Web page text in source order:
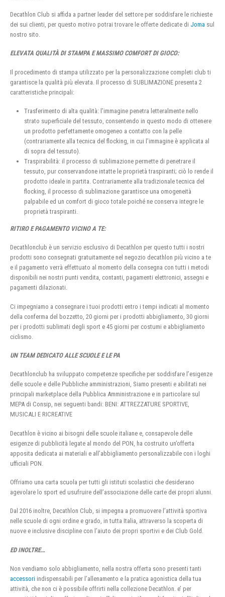
Decathlon Club si affida a partner leader del settore per soddisfare le richieste
dei sui clienti, per questo motivo potrai trovare le offerte dedicate di Joma sul
nostro sito.
ELEVATA QUALITÀ DI STAMPA E MASSIMO COMFORT DI GIOCO:
Il procedimento di stampa utilizzato per la personalizzazione completi club ti
garantisce la qualità più elevata. Il processo di SUBLIMAZIONE presenta 2
caratteristiche principali:
Trasferimento di alta qualità: l’immagine penetra letteralmente nello
strato superficiale del tessuto, consentendo in questo modo di ottenere
un prodotto perfettamente omogeneo a contatto con la pelle
(contrariamente alla tecnica del flocking, in cui l’immagine è applicata al
di sopra del tessuto).
Traspirabilità: il processo di sublimazione permette di penetrare il
tessuto, pur conservandone intatte le proprietà traspiranti; ciò lo rende il
prodotto ideale in partita. Contrariamente alla tradizionale tecnica del
flocking, il processo di sublimazione garantisce una omogeneità
palpabile ed un comfort di gioco totale poiché ne conserva integre le
proprietà traspiranti.
RITIRO E PAGAMENTO VICINO A TE:
Decathlonclub è un servizio esclusivo di Decathlon per questo tutti i nostri
prodotti sono consegnati gratuitamente nel negozio decathlon più vicino a te
e il pagamento verrà effettuato al momento della consegna con tutti i metodi
disponibili nei nostri punti vendita, contanti, pagamenti elettronici, assegni e
pagamenti dilazionati.
Ci impegniamo a consegnare i tuoi prodotti entro i tempi indicati al momento
della conferma del bozzetto, 20 giorni per i prodotti abbigliamento, 30 giorni
per i prodotti sublimati degli sport e 45 giorni per costumi e abbigliamento
ciclismo.
UN TEAM DEDICATO ALLE SCUOLE E LE PA
Decathlonclub ha sviluppato competenze specifiche per soddisfare l’esigenze
delle scuole e delle Pubbliche amministrazioni, Siamo presenti e abilitati nei
principali marketplace della Pubblica Amministrazione e in particolare sul
MEPA di Consip, nei seguenti bandi: BENI: ATTREZZATURE SPORTIVE,
MUSICALI E RICREATIVE
Decathlon è vicino ai bisogni delle scuole italiane e, consapevole delle
esigenze di pubblicità legate al mondo del PON, ha costruito un’offerta
apposita dedicata ai materiali e all’abbigliamento personalizzabile con i loghi
ufficiali PON.
Offriamo una carta scuola per tutti gli istituti scolastici che desiderano
agevolare lo sport ed usufruire dell’associazione delle carte dei propri alunni.
Dal 2016 inoltre, Decathlon Club, si impegna a promuovere l’attività sportiva
nelle scuole di ogni ordine e grado, in tutta Italia, attraverso la scoperta di
nuove e inclusive discipline con l’aiuto dei propri sportivi e dei Club Gold.
ED INOLTRE…
Non vendiamo solo abbigliamento, nella nostra offerta sono presenti tanti
accessori indispensabili per l’allenamento e la pratica agonistica della tua
attività, che non ci è possibile offrirti nella collezione Decathlon. e’ per